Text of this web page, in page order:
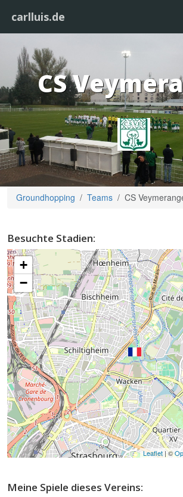
carlluis.de
CS
Groundhopping Teams CS
Besuchte Stadien:
+
−
Leaflet | ©
Meine Spiele dieses Vereins: